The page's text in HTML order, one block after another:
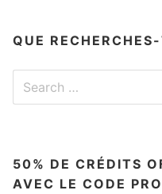
QUE
Search
50% DE CRÉDITS
AVEC LE CODE